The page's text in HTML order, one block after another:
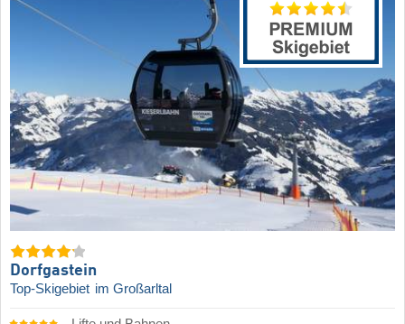
Dorfgastein
Top-Skigebiet im Großarltal